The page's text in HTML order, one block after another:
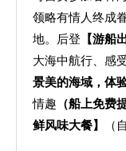
领略有情人终成
地。后登 【游船
大海中航行、感
景美的海域，体
情趣 （船上免费
鲜风味大餐】
（